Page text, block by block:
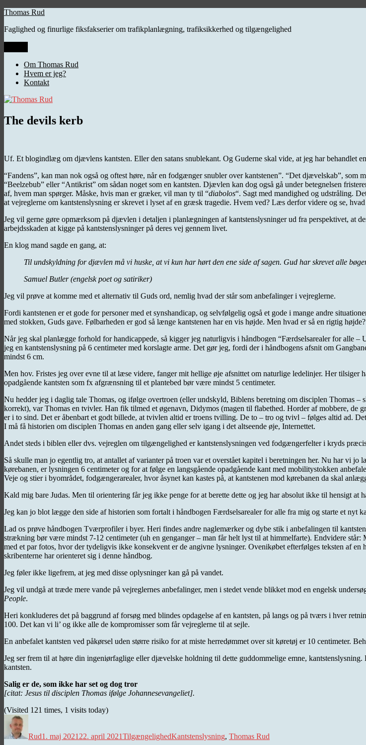
Videre
indhold
Thomas Rud
Faglighed og finurlige fiksfakserier om trafikplanlægning, trafiksikkerhed og tilgængelighed
Om Thomas Rud
Hvem er jeg?
Kontakt
The devils kerb
Uf. Et blogindlæg om djævlens kantsten. Eller den satans snublekant. Og Guderne skal vide, at jeg har behandlet
“Fandens”, kan man nok også og oftest høre, når en fodgænger snubler over kantstenen”. “Det djævelskab”,
“Beelzebub” eller “Antikrist” om sådan noget som en kantsten. Djævlen kan dog også gå under betegnelsen
af, hvem man spørger. Måske, hvis man er græker, vil man ty til “diabolos“. Sagt med mandighed og udstråling.
at vejreglerne om kantstenslysning er skrevet i lyset af en græsk tragedie. Hvem ved? Læs derfor videre og se,
Jeg vil gerne gøre opmærksom på djævlen i detaljen i planlægningen af kantstenslysninger ud fra perspektivet, at
arbejdsskaden at kigge på kantstenslysninger på deres vej gennem livet.
En klog mand sagde en gang, at:
Til undskyldning for djævlen må vi huske, at vi kun har hørt den ene side af sagen. Gud har skrevet alle
Samuel Butler (engelsk poet og satiriker)
Jeg vil prøve at komme med et alternativ til Guds ord, nemlig hvad der står som anbefalinger i vejreglerne.
Fordi kantstenen er et gode for personer med et synshandicap, og selvfølgelig også et gode i mange andre
med stokken, Guds gave. Følbarheden er god så længe kantstenen har en vis højde. Men hvad er så en rigtig højde?
Når jeg skal planlægge forhold for handicappede, så kigger jeg naturligvis i håndbogen “Færdselsarealer for alle
jeg en kantstenslysning på 6 centimeter med korslagte arme. Det gør jeg, fordi der i håndbogens afsnit om
mindst 6 cm.
Men hov. Fristes jeg over evne til at læse videre, fanger mit hellige øje afsnittet om naturlige ledelinjer. Her
opadgående kantsten som fx afgrænsning til et plantebed bør være mindst 5 centimeter.
Nu hedder jeg i daglig tale Thomas, og ifølge overtroen (eller undskyld, Biblens beretning om disciplen Thomas
korrekt), var Thomas en tvivler. Han fik tilmed et øgenavn, Didymos (magen til flabethed. Horder af mobbere,
er i to sind. Det er åbenbart et godt billede, at tvivlen altid er troens tvilling. De to – tro og tvivl – følges altid ad.
I må få historien om disciplen Thomas en anden gang eller selv igang i det altseende øje, Internettet.
Andet steds i biblen eller dvs. vejreglen om tilgængelighed er kantstenslysningen ved fodgængerfelter i kryds
Så skulle man jo egentlig tro, at antallet af varianter på troen var et overstået kapitel i beretningen her. Nu har vi
kørebanen, er lysningen 6 centimeter og for at følge en langsgående opadgående kant med mobilitystokken
Veje og stier i byområdet, fodgængerarealer, hvor åsynet kan kastes på, at kantstenen mod kørebanen da skal
Kald mig bare Judas. Men til orientering får jeg ikke penge for at berette dette og jeg har absolut ikke til hensigt at
Jeg kan jo blot lægge den side af historien som fortalt i håndbogen Færdselsarealer for alle fra mig og starte et nyt
Lad os prøve håndbogen Tværprofiler i byer. Heri findes andre naglemærker og dybe stik i anbefalingen til
strækning bør være mindst 7-12 centimeter (uh en genganger – man får helt lyst til at himmelfarte). Endvidere
med et par fotos, hvor der tydeligvis ikke konsekvent er de angivne lysninger. Ovenikøbet efterfølges teksten af
skribenterne har orienteret sig i denne håndbog.
Jeg føler ikke ligefrem, at jeg med disse oplysninger kan gå på vandet.
Jeg vil undgå at træde mere vande på vejreglernes anbefalinger, men i stedet vende blikket mod en engelsk
People.
Heri konkluderes det på baggrund af forsøg med blindes opdagelse af en kantsten, på langs og på tværs i hver
100. Det kan vi li’ og ikke alle de kompromisser som får vejreglerne til at sejle.
En anbefalet kantsten ved påkørsel uden større risiko for at miste herredømmet over sit køretøj er 10 centimeter.
Jeg ser frem til at høre din ingeniørfaglige eller djævelske holdning til dette guddommelige emne,
kantsten.
Salig er de, som ikke har set og dog tror
[citat: Jesus til disciplen Thomas ifølge Johannesevangeliet].
(Visited 121 times, 1 visits today)
Rud1. maj 2021 22. april 2021TilgængelighedKantstenslysning, Thomas Rud